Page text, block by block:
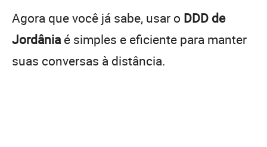
Agora que você já sabe, usar o DDD de
Jordânia é simples e eficiente para manter
suas conversas à distância.